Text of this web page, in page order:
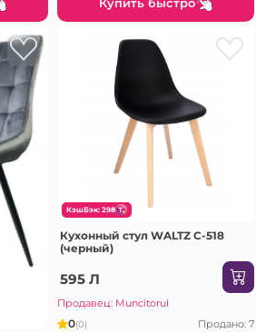
КэшБэк: 298
Кухонный стул WALTZ C-518
(черный)
595 Л
Продавец: Muncitorul
0(0) Продано: 7